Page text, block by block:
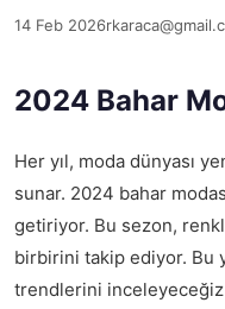
14 Feb 2026
2024 Bahar
Her yıl, moda dünyası
sunar. 2024 bahar
getiriyor. Bu sezon,
birbirini takip ediyor. Bu
trendlerini